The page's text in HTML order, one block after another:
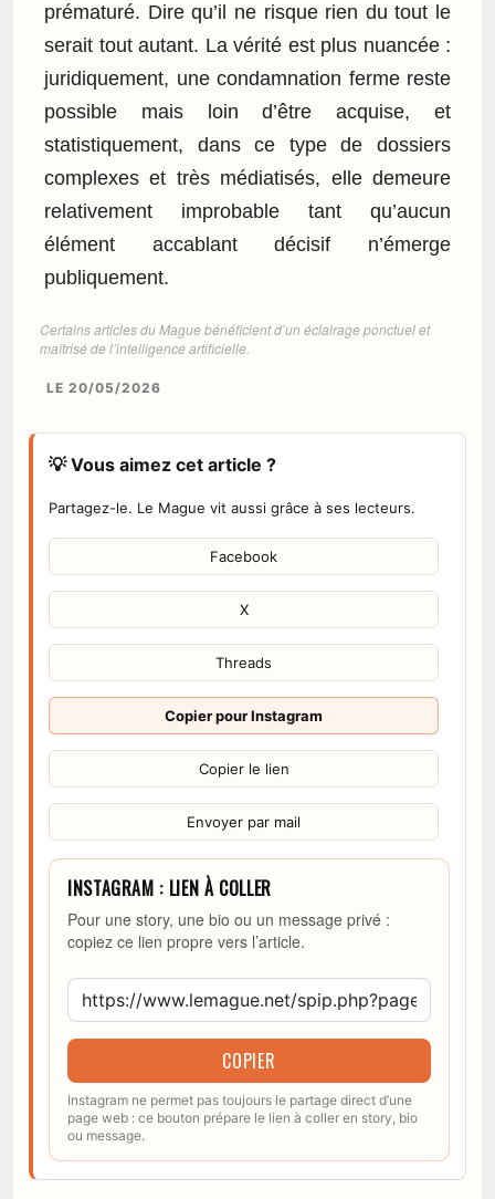
prématuré. Dire qu’il ne risque rien du tout le
serait tout autant. La vérité est plus nuancée :
juridiquement, une condamnation ferme reste
possible mais loin d’être acquise, et
statistiquement, dans ce type de dossiers
complexes et très médiatisés, elle demeure
relativement improbable tant qu’aucun
élément accablant décisif n’émerge
publiquement.
Certains articles du Mague bénéficient d’un éclairage ponctuel et
maîtrisé de l’intelligence artificielle.
LE 20/05/2026
💡 Vous aimez cet article ?
Partagez-le. Le Mague vit aussi grâce à ses lecteurs.
Facebook
X
Threads
Copier pour Instagram
Copier le lien
Envoyer par mail
INSTAGRAM : LIEN À COLLER
Pour une story, une bio ou un message privé :
copiez ce lien propre vers l’article.
COPIER
Instagram ne permet pas toujours le partage direct d’une
page web : ce bouton prépare le lien à coller en story, bio
ou message.